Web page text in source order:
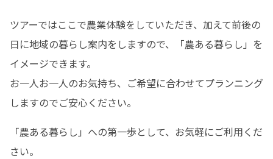
ツアーではここで農業体験をしていただき、加えて前後の
日に地域の暮らし案内をしますので、「農ある暮らし」を
イメージできます。
お一人お一人のお気持ち、ご希望に合わせてプランニング
しますのでご安心ください。
「農ある暮らし」への第一歩として、お気軽にご利用くだ
さい。